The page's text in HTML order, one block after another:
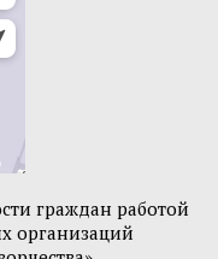
граждан работой
организаций